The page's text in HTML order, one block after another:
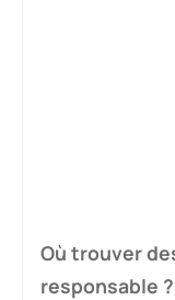
Où trouver
responsable ?